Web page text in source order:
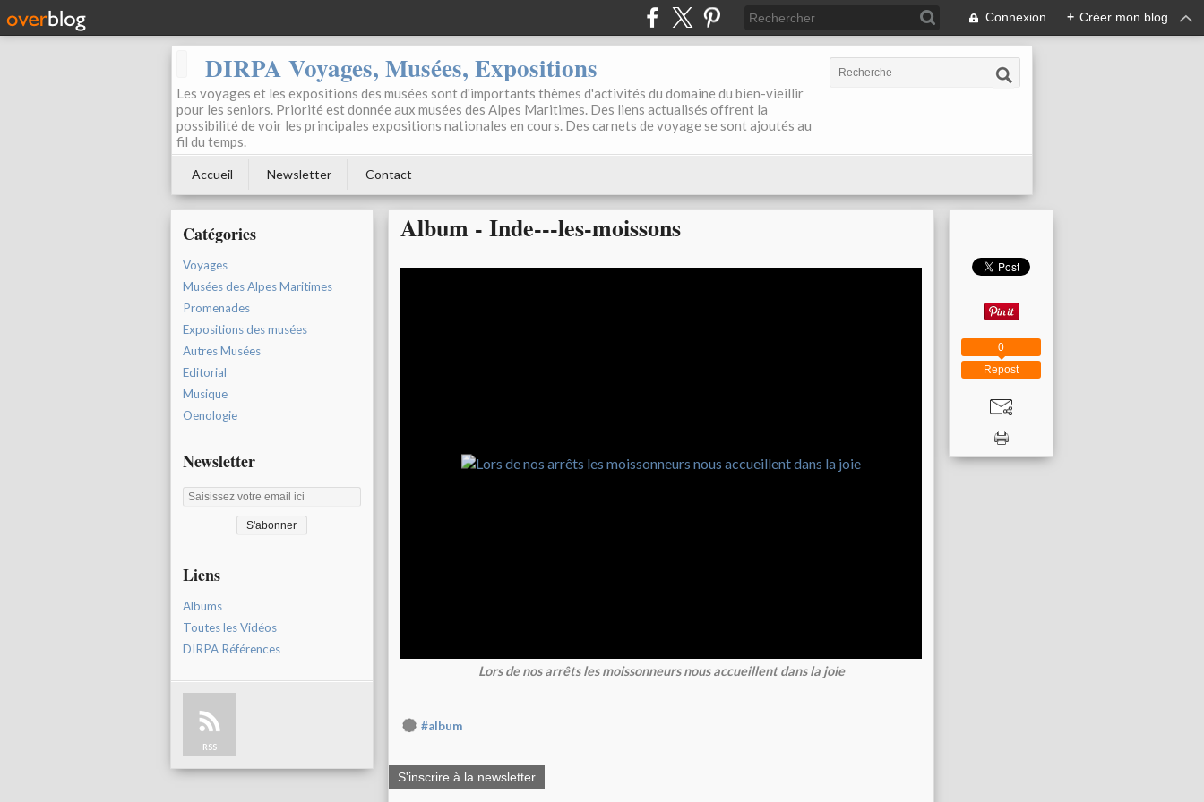
Connexion + Créer mon blog
DIRPA Voyages, Musées, Expositions
Les voyages et les expositions des musées sont d'importants thèmes d'activités du domaine du bien-vieillir
pour les seniors. Priorité est donnée aux musées des Alpes Maritimes. Des liens actualisés offrent la
possibilité de voir les principales expositions nationales en cours. Des carnets de voyage se sont ajoutés au
fil du temps.
Accueil Newsletter Contact
Catégories
Voyages
Musées des Alpes Maritimes
Promenades
Expositions des musées
Autres Musées
Editorial
Musique
Oenologie
Newsletter
Liens
Albums
Toutes les Vidéos
DIRPA Références
RSS
Album - Inde---les-moissons
Lors de nos arrêts les moissonneurs nous accueillent dans la joie
#album
S'inscrire à la newsletter
Repost
0